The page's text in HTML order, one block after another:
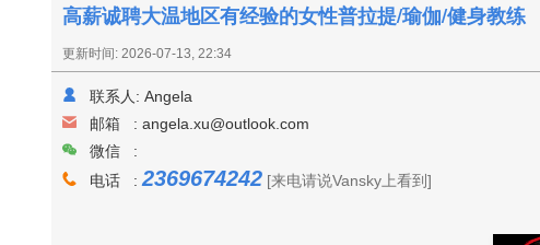
高薪诚聘大温地区有经验的女性普拉提/瑜伽/健身教练
更新时间: 2026-07-13, 22:34
联系人: Angela
邮箱 : angela.xu@outlook.com
微信 :
电话 : 2369674242 [来电请说Vansky上看到]